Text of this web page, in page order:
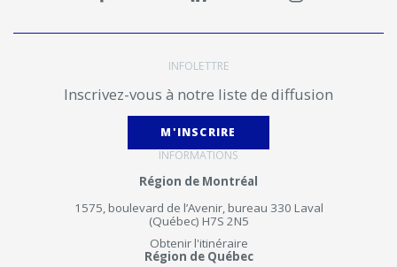
INFOLETTRE
Inscrivez-vous à notre liste de diffusion
M'INSCRIRE
INFORMATIONS
Région de Montréal
1575, boulevard de l’Avenir, bureau 330 Laval
(Québec) H7S 2N5
Obtenir l'itinéraire
Région de Québec